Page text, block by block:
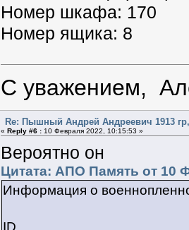
Номер шкафа: 170
Номер ящика: 8
С уважением,
Re: Пышный Андрей Андреевич 1913
« Reply #6 :10 Февраля 2022, 10:15:53 »
Вероятно он
Цитата: АПО Память от 10
Информация о
ID